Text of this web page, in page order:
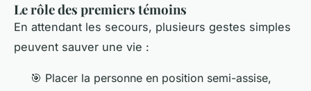
Le rôle des premiers témoins
En attendant les secours, plusieurs gestes simples
peuvent sauver une vie :
🎯 Placer la personne en position semi-assise,